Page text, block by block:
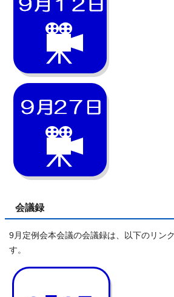
会議録
9月定例会本会議の会議録は、以下のリン
す。